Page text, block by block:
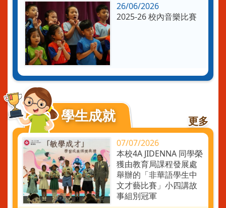
26/06/2026
2025-26 校內音樂比賽
更多
學生成就
07/07/2026
本校4A JIDENNA 同學榮
獲由教育局課程發展處
舉辦的「非華語學生中
文才藝比賽」小四講故
事組別冠軍